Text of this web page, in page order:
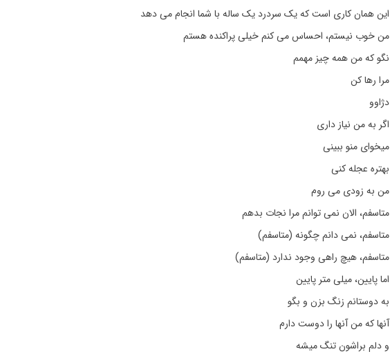
این همان کاری است که یک سردرد یک ساله با شما انجام می دهد
من خوب نیستم، احساس می کنم خیلی پراکنده هستم
نگو که من همه چیز مهمم
مرا رها کن
دژاوو
اگر به من نیاز داری
میخوای منو ببینی
بهتره عجله کنی
من به زودی می روم
متاسفم، الان نمی توانم مرا نجات بدهم
متاسفم، نمی دانم چگونه (متاسفم)
متاسفم، هیچ راهی وجود ندارد (متاسفم)
اما پایین، میلی متر پایین
به دوستانم زنگ بزن و بگو
آنها که من آنها را دوست دارم
و دلم براشون تنگ میشه